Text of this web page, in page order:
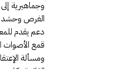
وجماهيرية
الفرص وحشد
دعم يقدم
قمع الأصوات
ومسألة